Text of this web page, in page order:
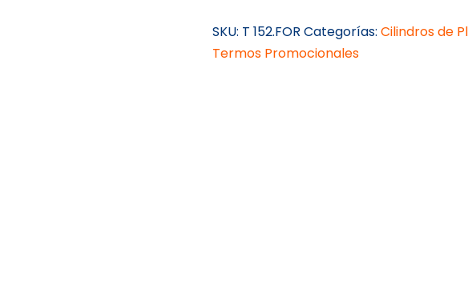
SKU: T 152.FOR Categorías: Cilindros de
Termos Promocionales